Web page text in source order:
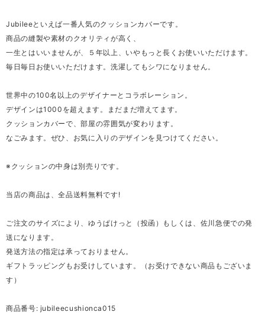
Jubileeといえば一番人気のクッションカバーです。
商品の縫製や素材のクオリティが高く、
一生とはいいませんが、５年以上、いやもっと長くお使いいただけます。
毎日毎日お使いいただけます。洗濯してもシワになりません。
世界中の100名以上のデザイナーとコラボレーション。
デザインは1000を超えます。まだまだ増えてます。
クッションカバーで、部屋の雰囲気が変わります。
なごみます。ぜひ、お気に入りのデザインを見つけてください。
※クッションの中身は別売りです。
当店の商品は、全品送料無料です!
ご注文のサイズにより、ゆうぱけっと（投函）もしくは、佐川急便での発
送になります。
発送方法の指定は承っておりません。
ギフトラッピングもお受けしています。（お受けできない商品もございま
す）
商品番号: jubileecushionca015